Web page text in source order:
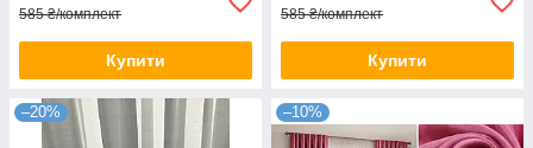
585 ₴/комплект
Купити
585 ₴/комплект
Купити
–20% –10%